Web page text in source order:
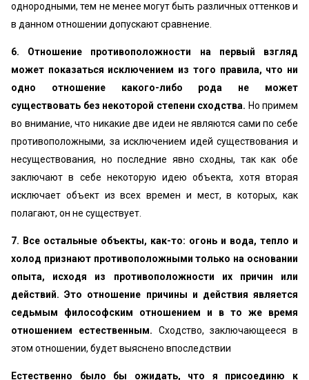
однородными, тем не менее могут быть различных оттенков и
в данном отношении допускают сравнение.
6. Отношение противоположности на первый взгляд
может показаться исключением из того правила, что ни
одно отношение какого-либо рода не может
существовать без некоторой степени сходства. Но примем
во внимание, что никакие две идеи не являются сами по себе
противоположными, за исключением идей существования и
несуществования, но последние явно сходны, так как обе
заключают в себе некоторую идею объекта, хотя вторая
исключает объект из всех времен и мест, в которых, как
полагают, он не существует.
7. Все остальные объекты, как-то: огонь и вода, тепло и
холод признают противоположными только на основании
опыта, исходя из противоположности их причин или
действий. Это отношение причины и действия является
седьмым философским отношением и в то же время
отношением естественным. Сходство, заключающееся в
этом отношении, будет выяснено впоследствии
Естественно было бы ожидать, что я присоединю к